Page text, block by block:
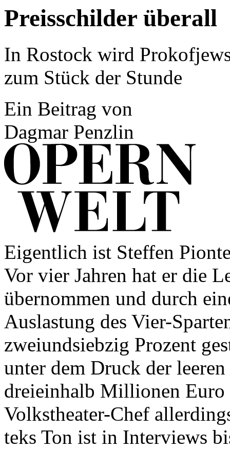
Preisschilder überall
In Rostock wird
zum Stück der Stunde
Ein Beitrag von
Dagmar Penzlin
Eigentlich ist Steffen
Vor vier Jahren hat er die
übernommen und durch
Auslastung des Vier-
zweiundsiebzig Prozent
unter dem Druck der
dreieinhalb Millionen Euro
Volkstheater-Chef
teks Ton ist in Interviews